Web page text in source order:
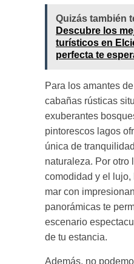
Quizás también
Descubre los
turísticos en
perfecta te
Para los amantes
cabañas rústicas
exuberantes
pintorescos lagos
única de
naturaleza. Por otro
comodidad y el lujo,
mar con
panorámicas te
escenario
de tu estancia.
Además, no